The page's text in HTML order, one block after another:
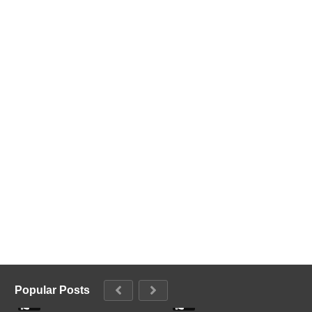
Popular Posts